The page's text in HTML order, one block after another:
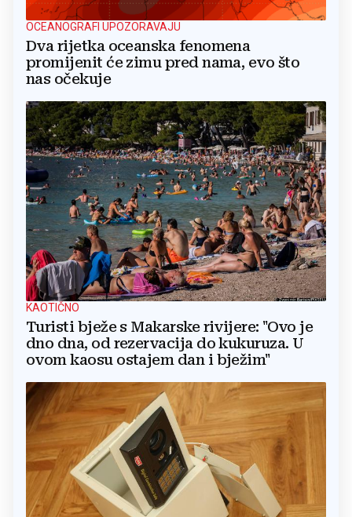
OCEANOGRAFI UPOZORAVAJU
Dva rijetka oceanska fenomena
promijenit će zimu pred nama, evo što
nas očekuje
KAOTIČNO
Turisti bježe s Makarske rivijere: "Ovo je
dno dna, od rezervacija do kukuruza. U
ovom kaosu ostajem dan i bježim"